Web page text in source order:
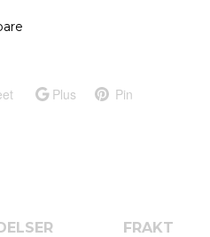
Plus Pin
FRAKT